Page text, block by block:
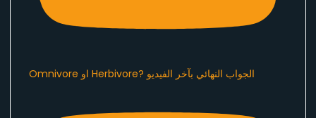
Omnivore او Herbivore? الجواب النهائي بآخر الفيديو